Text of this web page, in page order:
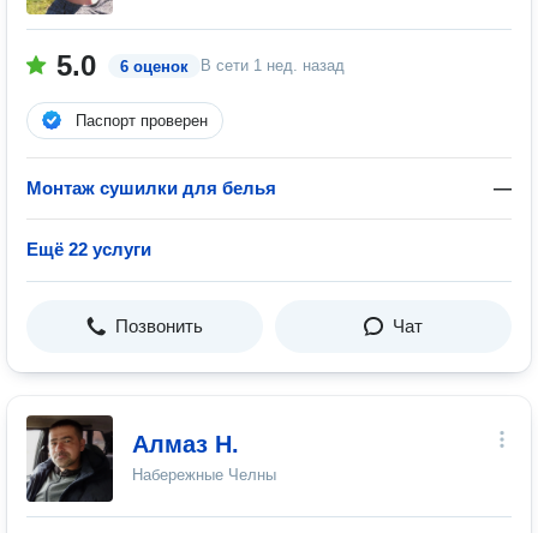
5.0 6 оценок В сети 1 нед. назад
Паспорт проверен
Монтаж сушилки для белья —
Ещё 22 услуги
Позвонить Чат
Алмаз Н.
Набережные Челны